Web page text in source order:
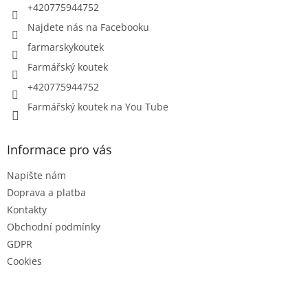
+420775944752
Najdete nás na Facebooku
farmarskykoutek
Farmářský koutek
+420775944752
Farmářský koutek na You Tube
Informace pro vás
Napište nám
Doprava a platba
Kontakty
Obchodní podmínky
GDPR
Cookies